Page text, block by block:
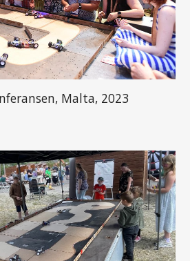
Malta, 2023